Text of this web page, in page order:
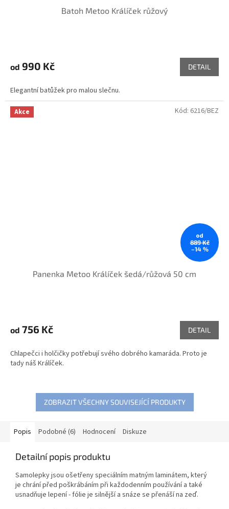
Batoh Metoo Králíček růžový
od 990 Kč DETAIL
Elegantní batůžek pro malou slečnu.
Akce
od
889 Kč
–14 %
Panenka Metoo Králíček šedá/růžová 50 cm
od 756 Kč DETAIL
Chlapečci i holčičky potřebují svého dobrého kamaráda. Proto je
tady náš Králíček.
Kód: 6216/BEZ
ZOBRAZIT VŠECHNY SOUVISEJÍCÍ PRODUKTY
Popis Podobné (6) Hodnocení Diskuze
Detailní popis produktu
Samolepky jsou ošetřeny speciálním matným laminátem, který
je chrání před poškrábáním při každodenním používání a také
usnadňuje lepení - fólie je silnější a snáze se přenáší na zeď.